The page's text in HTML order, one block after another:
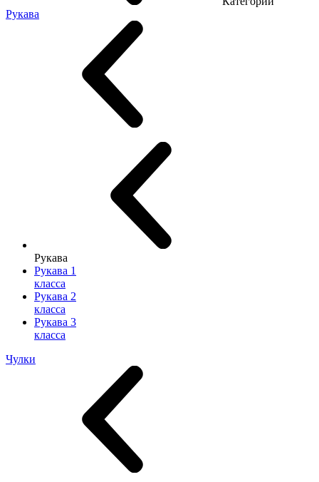
Рукава
Рукава
Рукава 1
класса
Рукава 2
класса
Рукава 3
класса
Чулки